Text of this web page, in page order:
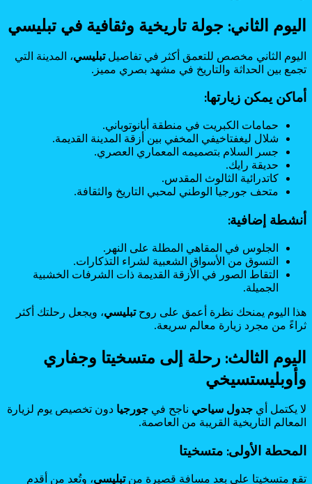
اليوم الثاني: جولة تاريخية وثقافية في تبليسي
اليوم الثاني مخصص للتعمق أكثر في تفاصيلتبليسي، المدينة التي
تجمع بين الحداثة والتاريخ في مشهد بصري مميز.
أماكن يمكن زيارتها:
حمامات الكبريت في منطقة أبانوتوباني.
شلال ليغفتاخيفي المخفي بين أزقة المدينة القديمة.
جسر السلام بتصميمه المعماري العصري.
حديقة رايك.
كاتدرائية الثالوث المقدس.
متحف جورجيا الوطني لمحبي التاريخ والثقافة.
أنشطة إضافية:
الجلوس في المقاهي المطلة على النهر.
التسوق من الأسواق الشعبية لشراء التذكارات.
التقاط الصور في الأزقة القديمة ذات الشرفات الخشبية
الجميلة.
هذا اليوم يمنحك نظرة أعمق على روحتبليسي، ويجعل رحلتك أكثر
ثراءً من مجرد زيارة معالم سريعة.
اليوم الثالث: رحلة إلى متسخيتا وجفاري
وأوبليستسيخي
لا يكتمل أي جدول سياحي ناجح في جورجيا دون تخصيص يوم لزيارة
المعالم التاريخية القريبة من العاصمة.
المحطة الأولى: متسخيتا
تقع متسخيتا على بعد مسافة قصيرة منتبليسي، وتُعد من أقدم